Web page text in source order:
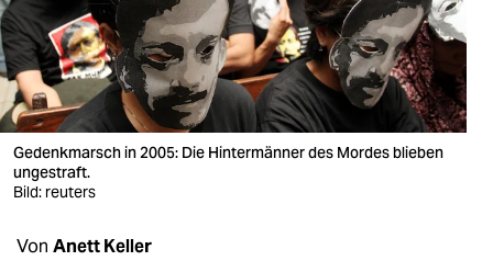
nord
wahrheit
verlag
verlag
shop
Gedenkmarsch in 2005: Die Hintermänner des Mordes blieben
ungestraft.
Bild: reuters
Von Anett Keller